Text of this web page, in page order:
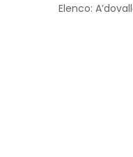
Elenco: